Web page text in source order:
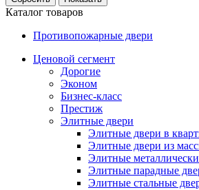
Каталог товаров
Противопожарные двери
Ценовой сегмент
Дорогие
Эконом
Бизнес-класс
Престиж
Элитные двери
Элитные двери в
Элитные двери из
Элитные
Элитные парадные
Элитные стальные